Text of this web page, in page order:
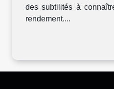
des subtilités à
rendement....